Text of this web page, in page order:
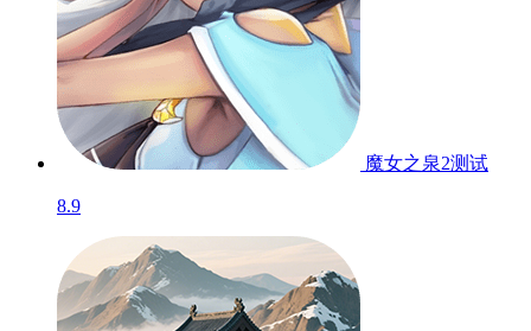
魔女之泉2测试
8.9